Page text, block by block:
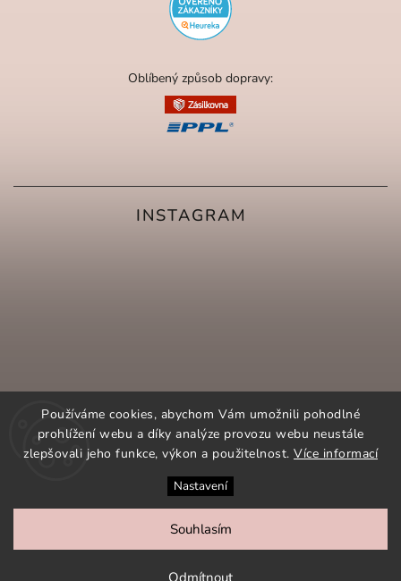
Používáme cookies, abychom Vám umožnili pohodlné
prohlížení webu a díky analýze provozu webu neustále
zlepšovali jeho funkce, výkon a použitelnost. Více informací
Nastavení
Odmítnout
Souhlasím
INSTAGRAM
SLEDOVAT NA INSTAGRAMU
Oblíbený způsob dopravy:
COPYRIGHT 2026ORNAMENTI.CZ. VŠECHNA PRÁVA
VYHRAZENA.